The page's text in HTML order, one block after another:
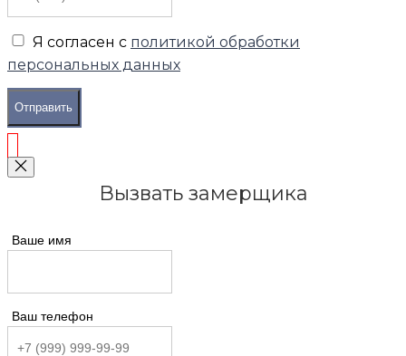
Я согласен с политикой обработки
персональных данных
Отправить
Вызвать замерщика
Ваше имя
Ваш телефон